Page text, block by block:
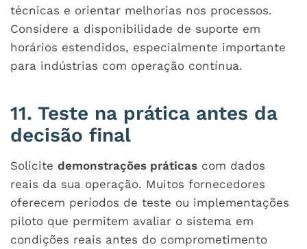
técnicas e orientar melhorias nos processos.
Considere a disponibilidade de suporte em
horários estendidos, especialmente importante
para indústrias com operação contínua.
11. Teste na prática antes da
decisão final
Solicite demonstrações práticas com dados
reais da sua operação. Muitos fornecedores
oferecem períodos de teste ou implementações
piloto que permitem avaliar o sistema em
condições reais antes do comprometimento